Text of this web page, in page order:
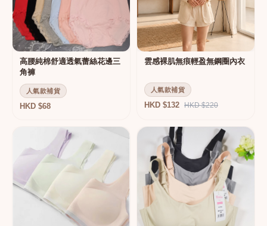
高腰純棉舒適透氣蕾絲花邊三
角褲
人氣款補貨
HKD $68
雲感裸肌無痕輕盈無鋼圈內衣
人氣款補貨
HKD $132 HKD $220